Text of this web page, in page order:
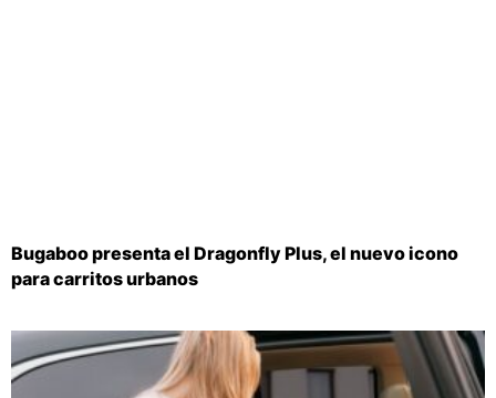
Bugaboo presenta el Dragonfly Plus, el nuevo icono
para carritos urbanos